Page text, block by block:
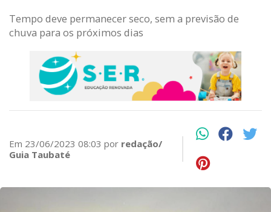
Tempo deve permanecer seco, sem a previsão de
chuva para os próximos dias
Em 23/06/2023 08:03 por redação/
Guia Taubaté